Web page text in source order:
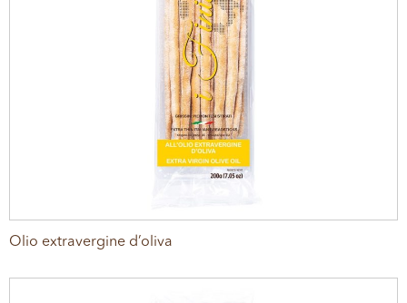
Olio extravergine d’oliva